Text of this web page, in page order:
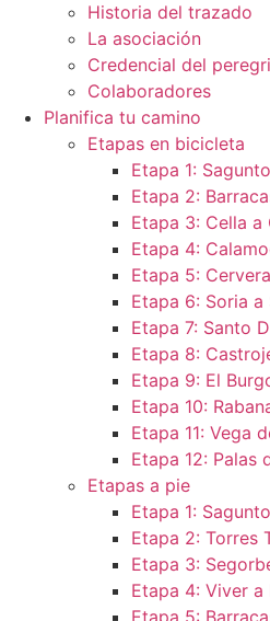
Historia del trazado
La asociación
Credencial del
Colaboradores
Planifica tu camino
Etapas en bicicleta
Etapa 1:
Etapa 2:
Etapa 3: Cella a
Etapa 4:
Etapa 5:
Etapa 6: Soria
Etapa 7: Santo
Etapa 8:
Etapa 9: El
Etapa 10:
Etapa 11: Vega
Etapa 12: Palas
Etapas a pie
Etapa 1:
Etapa 2: Torres
Etapa 3:
Etapa 4: Viver a
Etapa 5: